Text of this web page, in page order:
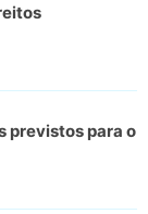
previstos para o